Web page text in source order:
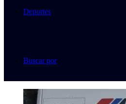
Deportes
Buscar por